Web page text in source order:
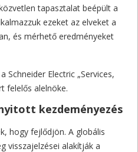
tapasztalat beépült a
ezeket az elveket a
és mérhető eredményeket
Schneider Electric „Services,
felelős alelnöke.
kezdeményezés
hogy fejlődjön. A globális
visszajelzései alakítják a